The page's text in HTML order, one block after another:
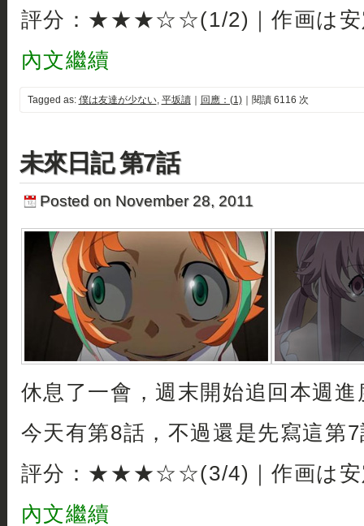
評分：★★★☆☆(1/2)｜作画は安
內文繼續
Tagged as: 僕は友達が少ない, 平坂讀｜ 回應：(1)｜閱讀 6116 次
未來日記 第7話
Posted on November 28, 2011
休息了一會，週末開始追回本週進
今天有第8話，不過還是先寫這第
評分：★★★☆☆(3/4)｜作画は安
內文繼續